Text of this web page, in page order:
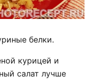
белки.
курицей и
салат лучше